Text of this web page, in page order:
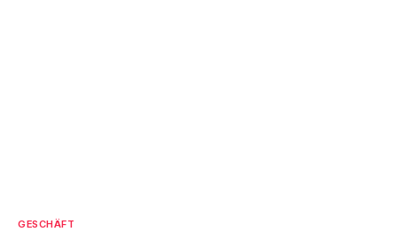
GESCHÄFT